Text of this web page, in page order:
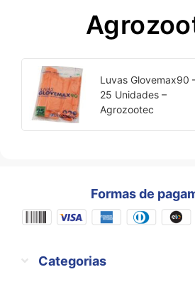
Luvas Glovemax90
25 Unidades –
Agrozootec
Formas de
Categorias